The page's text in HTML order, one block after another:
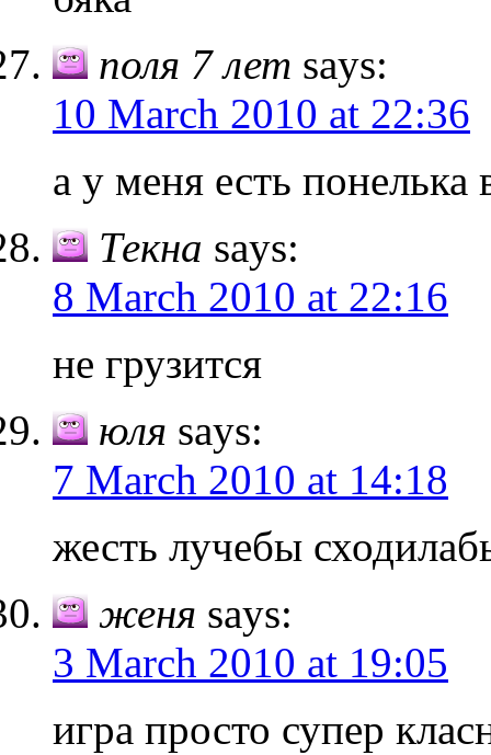
поля 7 лет says:
10 March 2010 at 22:36
а у меня есть понелька
Текна says:
8 March 2010 at 22:16
не грузится
юля says:
7 March 2010 at 14:18
жесть лучебы
женя says:
3 March 2010 at 19:05
игра просто супер